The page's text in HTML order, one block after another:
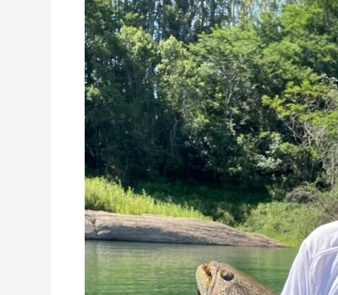
Feminino
Júnior
Traíra
comum
BATIDO